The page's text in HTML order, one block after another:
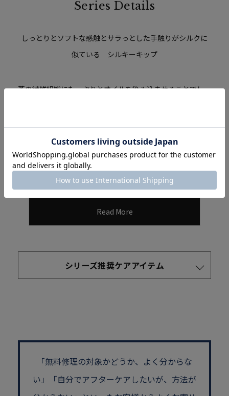
Series Details
しっとりとソフトな感触とサラっとした手触りがシルクに
似ている シルキーキップ
革の繊維組織にたっぷりとオイルを染み込ませることでし
ていることから“シルキーキップ”と呼ばれています。生後6
カ月から2年くらいまでの牛革素材“キップ”は使い込むうち
に銀面がほどよく潰れ、つやが増していきます。
Read More
シリーズ推奨ケアアイテム
「無料修理の対象かどうか、よく分からな
い」
「自分でアフターケアしたいが、方法が